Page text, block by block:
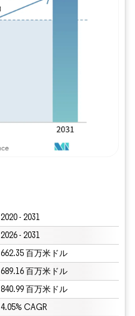
2020 - 2031
2026 - 2031
662.35 百万米ドル
689.16 百万米ドル
840.99 百万米ドル
4.05% CAGR